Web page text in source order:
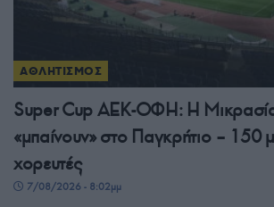
ΑΘΛΗΤΙΣΜΟΣ
Super Cup ΑΕΚ-ΟΦΗ: Η Μικρασία
«μπαίνουν» στο Παγκρήτιο – 150
χορευτές
7/08/2026 - 8:02μμ